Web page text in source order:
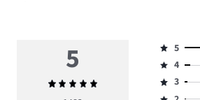
5
Średnia
Ocena
5,
ilość
głosów
5
Ocena
4,
4
Ocena
3